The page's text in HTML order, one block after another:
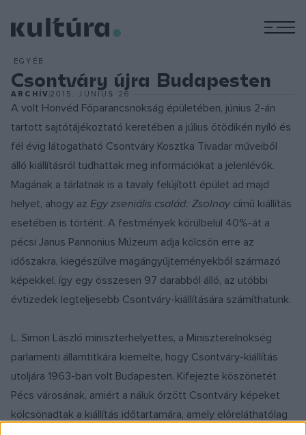
EGYÉB
Csontváry újra Budapesten
ARCHÍV2015. JÚNIUS 26.
A volt Honvéd Főparancsnokság épületében, június 2-án
tartott sajtótájékoztató keretében a július ötödikén nyíló és
fél évig látogatható Csontváry Kosztka Tivadar műveiből
álló kiállításról tudhattak meg információkat a jelenlévők.
Magának a tárlatnak is a tavaly felújított épület ad majd
helyet, ahogy az Egy zseniális család: Zsolnay című kiállítás
esetében is történt. A festmények körülbelül 40%-át a
pécsi Janus Pannonius Múzeum adja kölcsön erre az
időszakra, kiegészülve magángyűjteményekből származó
képekkel, így egy összesen 97 darabból álló, az utóbbi
évtizedek legteljesebb Csontváry-kiállítására számíthatunk.
L. Simon László miniszterhelyettes, a Miniszterelnökség
parlamenti államtitkára kiemelte, hogy Csontváry-kiállítás
utoljára 1963-ban volt Budapesten. Kifejezte köszönetét
Pécs városának, amiért a náluk őrzött Csontváry képeket
kölcsönadtak a kiállítás időtartamára, amely előreláthatólag